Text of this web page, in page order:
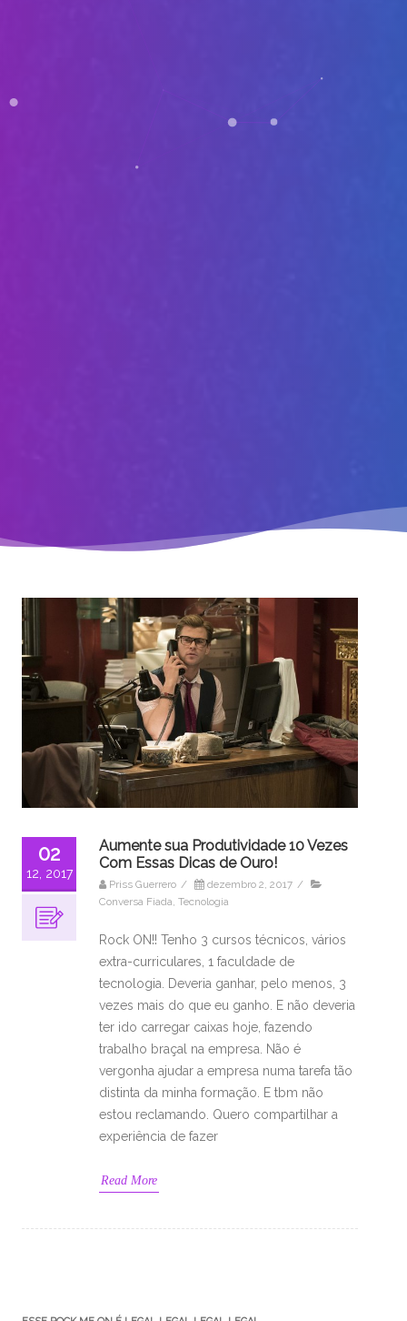
02
12, 2017
Aumente sua Produtividade 10 Vezes
Com Essas Dicas de Ouro!
Priss Guerrero / dezembro 2, 2017 /
Conversa Fiada, Tecnologia
Rock ON!! Tenho 3 cursos técnicos, vários
extra-curriculares, 1 faculdade de
tecnologia. Deveria ganhar, pelo menos, 3
vezes mais do que eu ganho. E não deveria
ter ido carregar caixas hoje, fazendo
trabalho braçal na empresa. Não é
vergonha ajudar a empresa numa tarefa tão
distinta da minha formação. E tbm não
estou reclamando. Quero compartilhar a
experiência de fazer
Read More